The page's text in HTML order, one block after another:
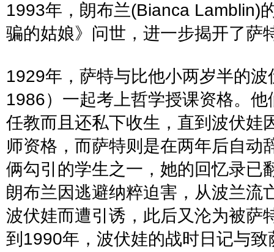
1993年， 朗布兰(Bianca Lamblin)
骗的姑娘》问世，进一步揭开了萨
1929年，萨特与比他小两岁半的波
1986）一起考上哲学授课资格。
任教而且还私下收生，直到波伏娃
师资格，而萨特则是在两年后自动
俩勾引的学生之一 ，她的回忆录已
朗布兰因逃避纳粹迫害，从波兰流
波伏娃而遭引诱，此后又沦为被萨
到 1990年，波伏娃的战时日记与